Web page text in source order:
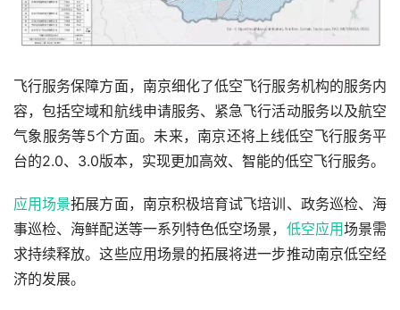
飞行服务保障方面，南京细化了低空飞行服务机构的服务内
容，包括空域和航线申请服务、紧急飞行活动服务以及航空
气象服务等5个方面。未来，南京还将上线低空飞行服务平
台的2.0、3.0版本，实现更加高效、智能的低空飞行服务。
应用场景拓展方面，南京积极培育试飞培训、政务巡检、海
事巡检、海鲜配送等一系列特色低空场景， 低空应用场景需
求持续释放。这些应用场景的拓展将进一步推动南京低空经
济的发展。